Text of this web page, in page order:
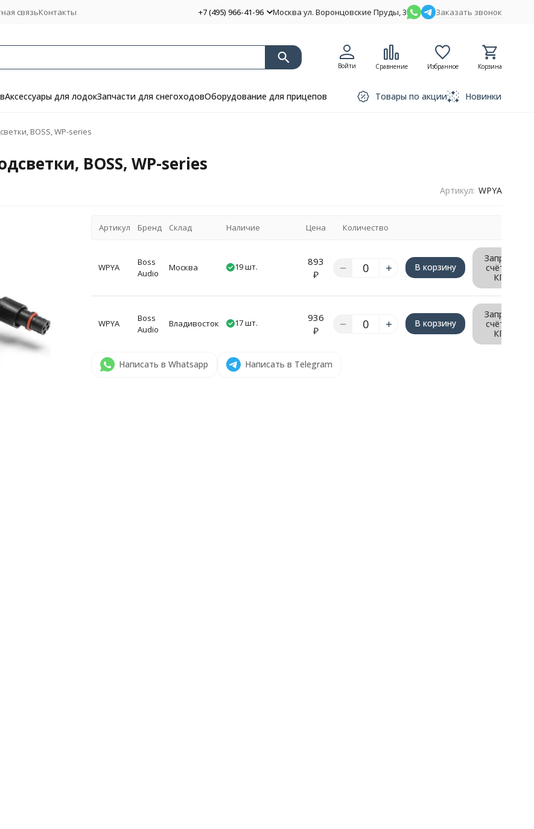
связьКонтакты +7 (495) 966-41-96 Москва ул. Воронцовские Пруды, 3 Заказать звонок
Войти Сравнение Избранное Корзина
Аксессуары для лодокЗапчасти для снегоходовОборудование для прицепов Товары по акции Новинки
BOSS, WP-series
BOSS, WP-series
Артикул: WPYA
Артикул Бренд Склад Наличие Цена Количество
WPYA
Boss
Audio
Москва 19 шт.
893
₽
В корзину
Запрос
счёта/
КП
WPYA
Boss
Audio
Владивосток 17 шт.
936
₽
В корзину
Запрос
счёта/
КП
Написать в Whatsapp Написать в Telegram